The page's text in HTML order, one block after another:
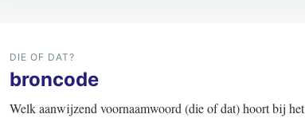
navigatie
DIE OF DAT?
broncode
Welk aanwijzend voornaamwoord (die of dat) hoort bij het